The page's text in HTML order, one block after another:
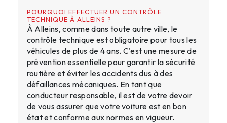
POURQUOI EFFECTUER UN CONTRÔLE
TECHNIQUE À ALLEINS ?
À Alleins, comme dans toute autre ville, le
contrôle technique est obligatoire pour tous les
véhicules de plus de 4 ans. C'est une mesure de
prévention essentielle pour garantir la sécurité
routière et éviter les accidents dus à des
défaillances mécaniques. En tant que
conducteur responsable, il est de votre devoir
de vous assurer que votre voiture est en bon
état et conforme aux normes en vigueur.